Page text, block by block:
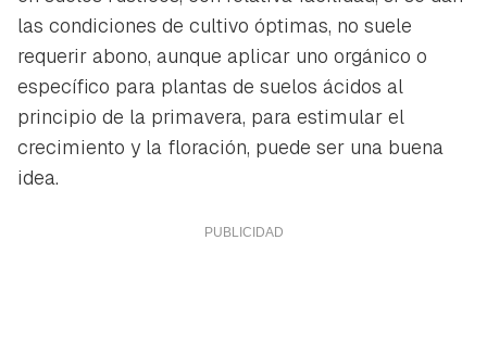
las condiciones de cultivo óptimas, no suele
requerir abono, aunque aplicar uno orgánico o
específico para plantas de suelos ácidos al
principio de la primavera, para estimular el
crecimiento y la floración, puede ser una buena
idea.